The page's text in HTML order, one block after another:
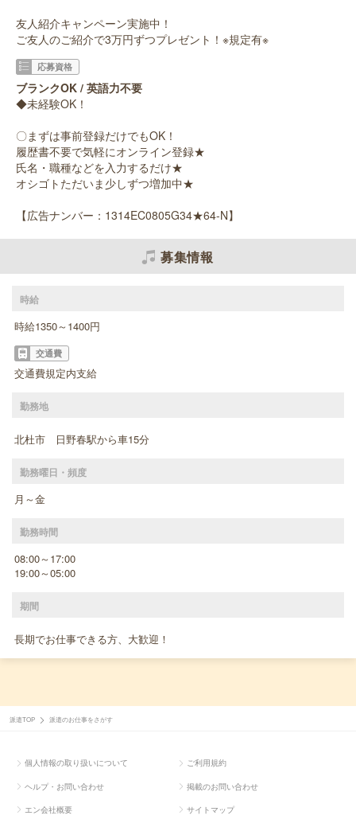
友人紹介キャンペーン実施中！
ご友人のご紹介で3万円ずつプレゼント！※規定有※
応募資格
ブランクOK / 英語力不要
◆未経験OK！
〇まずは事前登録だけでもOK！
履歴書不要で気軽にオンライン登録★
氏名・職種などを入力するだけ★
オシゴトただいま少しずつ増加中★
【広告ナンバー：1314EC0805G34★64-N】
募集情報
時給
時給1350～1400円
交通費
交通費規定内支給
勤務地
北杜市 日野春駅から車15分
勤務曜日・頻度
月～金
勤務時間
08:00～17:00
19:00～05:00
期間
長期でお仕事できる方、大歓迎！
派遣TOP 派遣のお仕事をさがす
個人情報の取り扱いについて ご利用規約
ヘルプ・お問い合わせ 掲載のお問い合わせ
エン会社概要 サイトマップ